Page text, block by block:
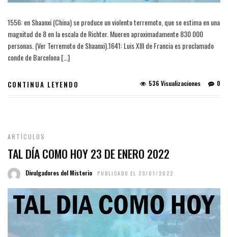
1556: en Shaanxi (China) se produce un violento terremoto, que se estima en una
magnitud de 8 en la escala de Richter. Mueren aproximadamente 830 000
personas. (Ver Terremoto de Shaanxi).1641: Luis XIII de Francia es proclamado
conde de Barcelona […]
CONTINUA LEYENDO 0
536 Visualizaciones
ARTÍCULOS
TAL DÍA COMO HOY 23 DE ENERO 2022
Divulgadores del Misterio PUBLICADO EL 23/01/2022